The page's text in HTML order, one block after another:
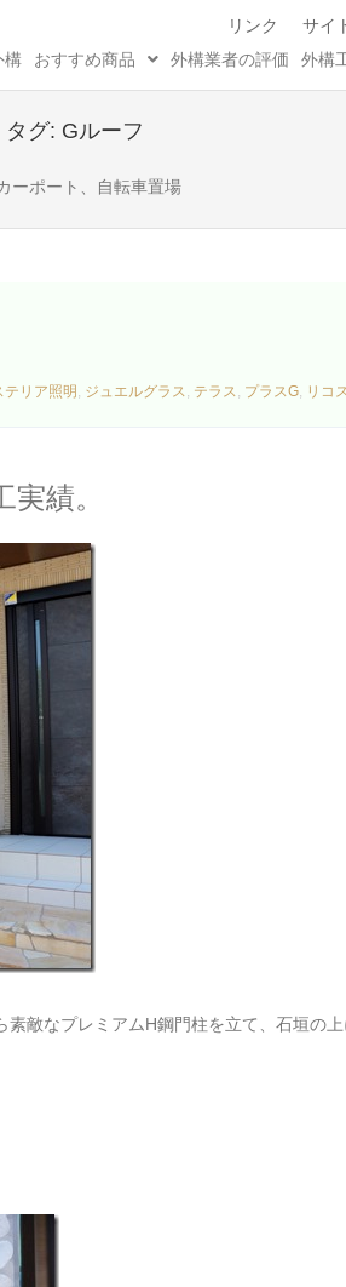
サイ
リンク
構 おすすめ商品 外構業者の評価 外構
タグ: Gルーフ
ーポート、自転車置場
テリア照明 , ジュエルグラス, テラス, プラスG, リコ
績。
敵なプレミアムH鋼門柱を立て、石垣の